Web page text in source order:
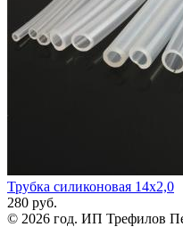
Трубка силиконовая 14х2,0
280 руб.
© 2026 год. ИП Трефилов